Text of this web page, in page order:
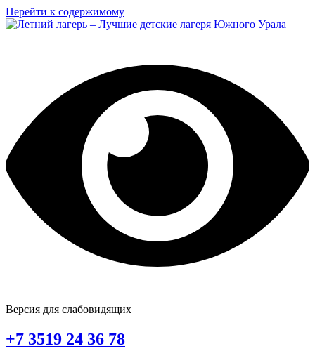
Перейти к содержимому
Версия для слабовидящих
+7 3519 24 36 78